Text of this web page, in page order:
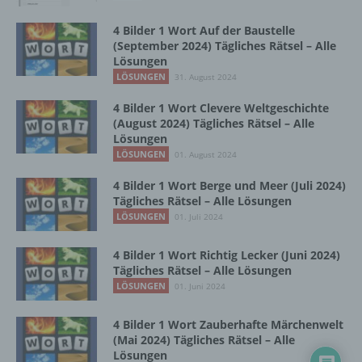
4 Bilder 1 Wort Auf der Baustelle
(September 2024) Tägliches Rätsel – Alle
Lösungen
LÖSUNGEN 31. August 2024
4 Bilder 1 Wort Clevere Weltgeschichte
(August 2024) Tägliches Rätsel – Alle
Lösungen
LÖSUNGEN 01. August 2024
4 Bilder 1 Wort Berge und Meer (Juli 2024)
Tägliches Rätsel – Alle Lösungen
LÖSUNGEN 01. Juli 2024
4 Bilder 1 Wort Richtig Lecker (Juni 2024)
Tägliches Rätsel – Alle Lösungen
LÖSUNGEN 01. Juni 2024
4 Bilder 1 Wort Zauberhafte Märchenwelt
(Mai 2024) Tägliches Rätsel – Alle
Lösungen
Daten wie das Erheben, das Erfassen, die
Organisation, das Ordnen, die Speicherung,
die Anpassung oder Veränderung, das
Auslesen, das Abfragen, die Verwendung,
Verbreitung oder eine andere Form der
Bereitstellung, den Abgleich oder die
Verknüpfung, die Einschränkung, das
Löschen oder die Vernichtung.
d) Einschränkung der Verarbeitung
Einschränkung der Verarbeitung ist die
Markierung gespeicherter
personenbezogener Daten mit dem Ziel, ihre
künftige Verarbeitung einzuschränken.
e) Profiling